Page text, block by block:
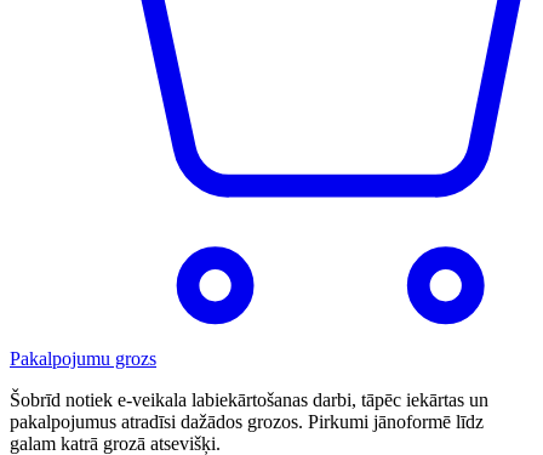
Pakalpojumu grozs
Šobrīd notiek e-veikala labiekārtošanas darbi, tāpēc iekārtas un
pakalpojumus atradīsi dažādos grozos. Pirkumi jānoformē līdz
galam katrā grozā atsevišķi.